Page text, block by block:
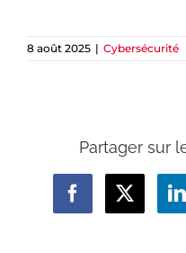
8 août 2025 | Cybersécurité
Partager sur
Facebook
X